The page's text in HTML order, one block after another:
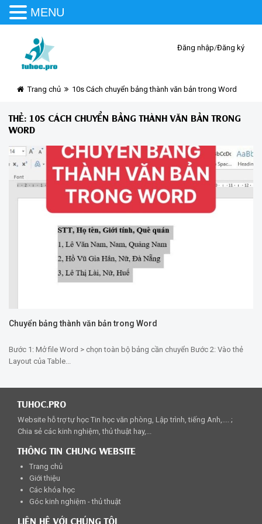
Đăng nhập/Đăng ký
Trang chủ 10s Cách chuyển bảng thành văn bản trong Word
THẺ: 10S CÁCH CHUYỂN BẢNG THÀNH VĂN BẢN TRONG
WORD
Chuyển bảng thành văn bản trong Word
Bước 1: Mở file Word > chọn toàn bộ bảng cần chuyển Bước 2: Vào thẻ
Layout của Table...
TUHOC.PRO
Website hỗ trợ tự học Tin học văn phòng, Lập trình, tiếng Anh,.... ;
Chia sẻ các kinh nghiệm, thủ thuật hay,...
THÔNG TIN CHUNG WEBSITE
Trang chủ
Giới thiệu
Các khóa học
Góc kinh nghiệm - thủ thuật
LIÊN HỆ VỚI CHÚNG TÔI
MENU